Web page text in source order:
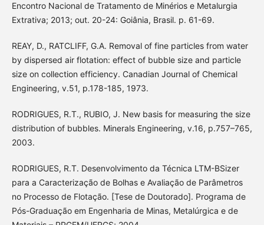
Encontro Nacional de Tratamento de Minérios e Metalurgia
Extrativa; 2013; out. 20-24: Goiânia, Brasil. p. 61-69.
REAY, D., RATCLIFF, G.A. Removal of fine particles from water
by dispersed air flotation: effect of bubble size and particle
size on collection efficiency. Canadian Journal of Chemical
Engineering, v.51, p.178-185, 1973.
RODRIGUES, R.T., RUBIO, J. New basis for measuring the size
distribution of bubbles. Minerals Engineering, v.16, p.757–765,
2003.
RODRIGUES, R.T. Desenvolvimento da Técnica LTM-BSizer
para a Caracterização de Bolhas e Avaliação de Parâmetros
no Processo de Flotação. [Tese de Doutorado]. Programa de
Pós-Graduação em Engenharia de Minas, Metalúrgica e de